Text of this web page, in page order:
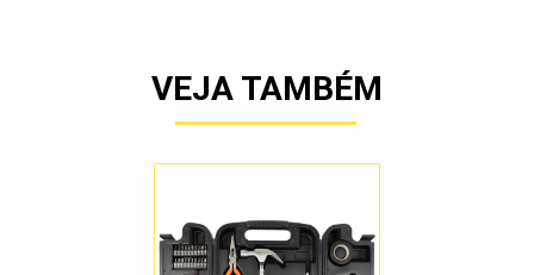
VEJA TAMBÉM